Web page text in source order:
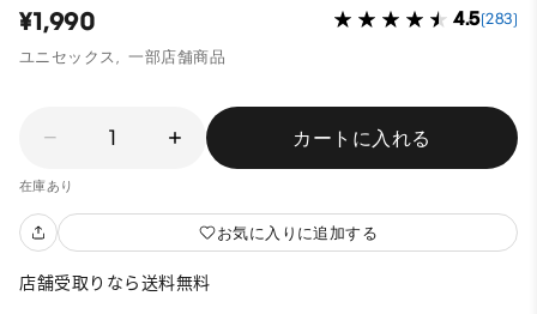
¥1,990 4.5(283)
ユニセックス, 一部店舗商品
1 カートに入れる
在庫あり
お気に入りに追加する
店舗受取りなら送料無料